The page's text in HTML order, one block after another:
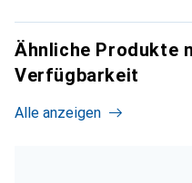
Ähnliche Produkte
Verfügbarkeit
Alle anzeigen